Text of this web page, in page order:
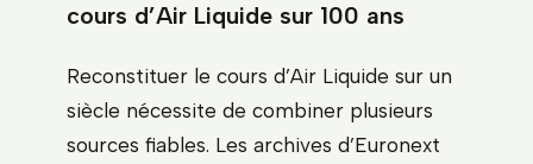
cours d’Air Liquide sur 100 ans
Reconstituer le cours d’Air Liquide sur un
siècle nécessite de combiner plusieurs
sources fiables. Les archives d’Euronext